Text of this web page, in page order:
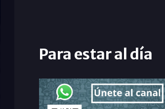
Para estar al día